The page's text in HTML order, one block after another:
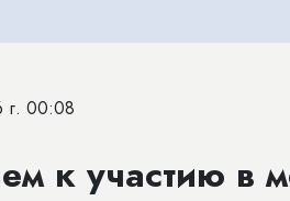
г. 00:08
к участию в